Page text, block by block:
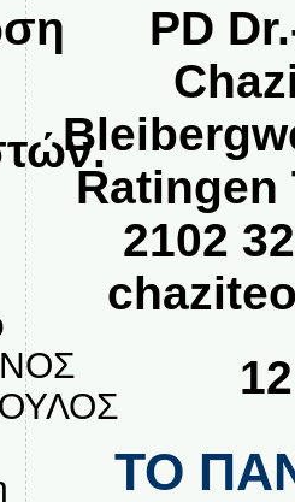
PD
Ratingen
2102
ΤΟ